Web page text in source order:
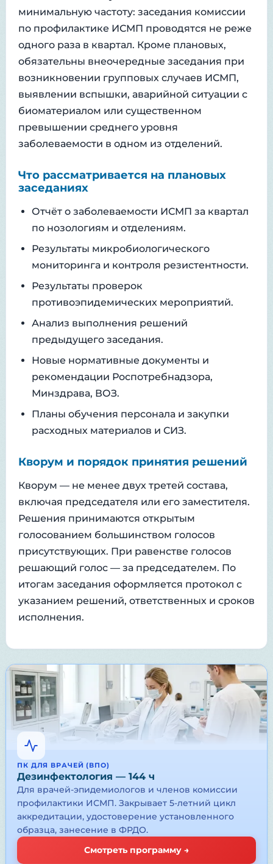
минимальную частоту: заседания комиссии
по профилактике ИСМП проводятся не реже
одного раза в квартал. Кроме плановых,
обязательны внеочередные заседания при
возникновении групповых случаев ИСМП,
выявлении вспышки, аварийной ситуации с
биоматериалом или существенном
превышении среднего уровня
заболеваемости в одном из отделений.
Что рассматривается на плановых
заседаниях
Отчёт о заболеваемости ИСМП за квартал
по нозологиям и отделениям.
Результаты микробиологического
мониторинга и контроля резистентности.
Результаты проверок
противоэпидемических мероприятий.
Анализ выполнения решений
предыдущего заседания.
Новые нормативные документы и
рекомендации Роспотребнадзора,
Минздрава, ВОЗ.
Планы обучения персонала и закупки
расходных материалов и СИЗ.
Кворум и порядок принятия решений
Кворум — не менее двух третей состава,
включая председателя или его заместителя.
Решения принимаются открытым
голосованием большинством голосов
присутствующих. При равенстве голосов
решающий голос — за председателем. По
итогам заседания оформляется протокол с
указанием решений, ответственных и сроков
исполнения.
ПК ДЛЯ ВРАЧЕЙ (ВПО)
Дезинфектология — 144 ч
Для врачей-эпидемиологов и членов комиссии
профилактики ИСМП. Закрывает 5-летний цикл
аккредитации, удостоверение установленного
образца, занесение в ФРДО.
Смотреть программу →